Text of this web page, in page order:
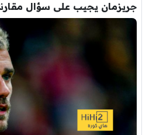
جريزمان يجيب على سؤال